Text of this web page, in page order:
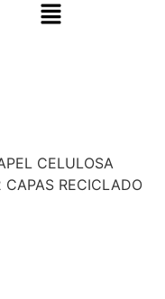
CELULOSA
RECICLADO